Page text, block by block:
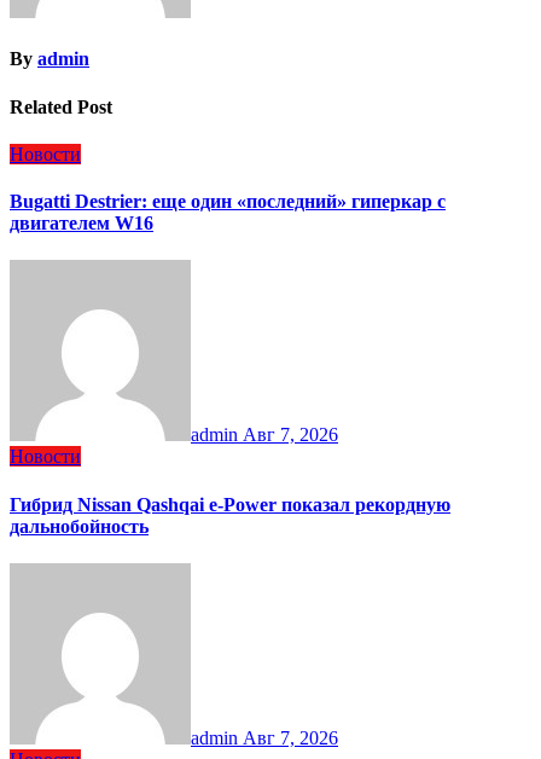
By admin
Related Post
Новости
Bugatti Destrier: еще один «последний» гиперкар с
двигателем W16
admin Авг 7, 2026
Новости
Гибрид Nissan Qashqai e-Power показал рекордную
дальнобойность
admin Авг 7, 2026